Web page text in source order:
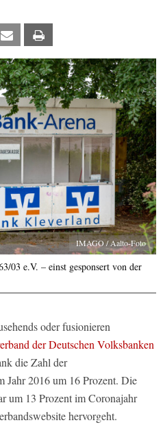
Email
IMAGO / Aalto-Foto
03 e.V. – einst gesponsert von der
oder fusionieren
der Deutschen Volksbanken
die Zahl der
Jahr 2016 um 16 Prozent. Die
um 13 Prozent im Coronajahr
hervorgeht.